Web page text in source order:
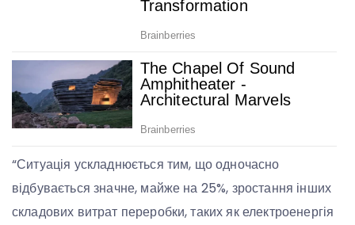
“Ситуація ускладнюється тим, що одночасно
відбувається значне, майже на 25%, зростання інших
складових витрат переробки, таких як електроенергія